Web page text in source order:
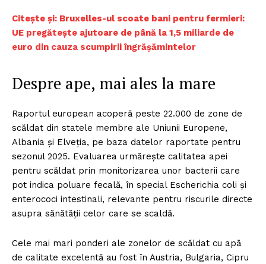
Citește și: Bruxelles-ul scoate bani pentru fermieri:
UE pregătește ajutoare de până la 1,5 miliarde de
euro din cauza scumpirii îngrășămintelor
Despre ape, mai ales la mare
Raportul european acoperă peste 22.000 de zone de
scăldat din statele membre ale Uniunii Europene,
Albania și Elveția, pe baza datelor raportate pentru
sezonul 2025. Evaluarea urmărește calitatea apei
pentru scăldat prin monitorizarea unor bacterii care
pot indica poluare fecală, în special Escherichia coli și
enterococi intestinali, relevante pentru riscurile directe
asupra sănătății celor care se scaldă.
Cele mai mari ponderi ale zonelor de scăldat cu apă
de calitate excelentă au fost în Austria, Bulgaria, Cipru